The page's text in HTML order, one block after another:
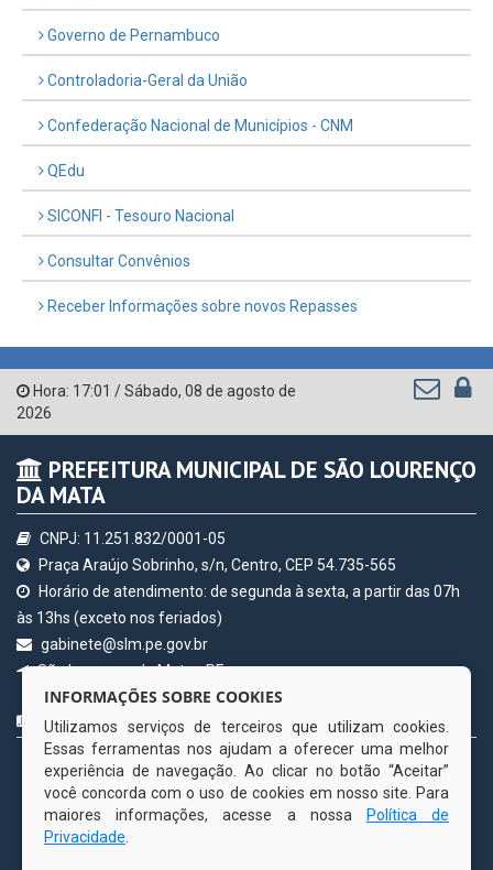
AMUPE
Governo de Pernambuco
Controladoria-Geral da União
Confederação Nacional de Municípios - CNM
QEdu
SICONFI - Tesouro Nacional
Consultar Convênios
PREFEITURA MUNICIPAL DE SÃO LOURENÇO
DA MATA
CNPJ: 11.251.832/0001-05
Praça Araújo Sobrinho, s/n, Centro, CEP 54.735-565
Horário de atendimento: de segunda à sexta, a partir das 07h
às 13hs (exceto nos feriados)
São Lourenço da Mata - PE
CURTA NOSSA FAN PAGE
INFORMAÇÕES SOBRE COOKIES
Utilizamos serviços de terceiros que utilizam cookies.
Essas ferramentas nos ajudam a oferecer uma melhor
experiência de navegação. Ao clicar no botão “Aceitar”
você concorda com o uso de cookies em nosso site. Para
maiores informações, acesse a nossa
Política de
Privacidade